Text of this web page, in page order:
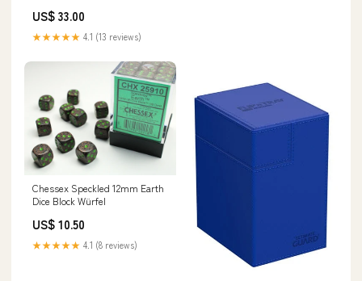
US$ 33.00
★★★★★ 4.1 (13 reviews)
Chessex Speckled 12mm Earth
Dice Block Würfel
US$ 10.50
★★★★★ 4.1 (8 reviews)